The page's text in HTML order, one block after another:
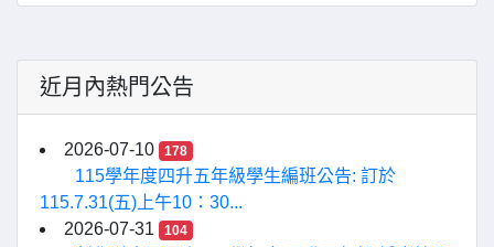
近月內熱門公告
2026-07-10 178
115學年度四升五年級學生編班公告: 訂於
115.7.31(五)上午10：30...
2026-07-31
104